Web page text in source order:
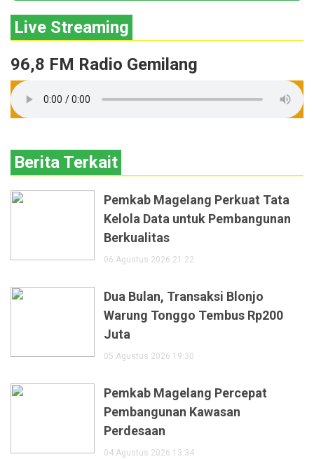
Live Streaming
96,8 FM Radio Gemilang
Berita Terkait
Pemkab Magelang Perkuat Tata
Kelola Data untuk Pembangunan
Berkualitas
06 Agustus 2026 21:22
Dua Bulan, Transaksi Blonjo
Warung Tonggo Tembus Rp200
Juta
05 Agustus 2026 19:30
Pemkab Magelang Percepat
Pembangunan Kawasan
Perdesaan
04 Agustus 2026 13:34